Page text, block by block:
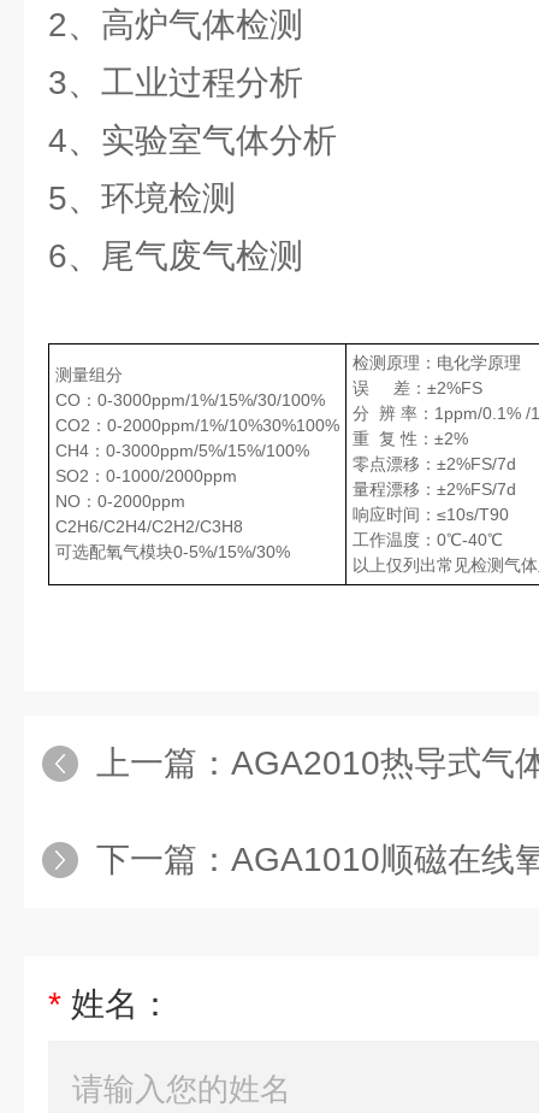
2、高炉气体检测
3、工业过程分析
4、实验室气体分析
5、环境检测
6、尾气废气检测
测量组分
CO：0-3000ppm/1%/15%/30/100%
CO2：0-2000ppm/1%/10%30%100%
CH4：0-3000ppm/5%/15%/100%
SO2：0-1000/2000ppm
NO：0-2000ppm
C2H6/C2H4/C2H2/C3H8
可选配氧气模块0-5%/15%/30%
检测原理：电化学原理
误 差：±2%FS
分 辨 率：1ppm/0.1% /
重 复 性：±2%
零点漂移：±2%FS/7d
量程漂移：±2%FS/7d
响应时间：≤10s/T90
工作温度：0℃-40℃
以上仅列出常见检测气
上一篇： AGA2010热导式气
下一篇： AGA1010顺磁在线氧含
* 姓名：